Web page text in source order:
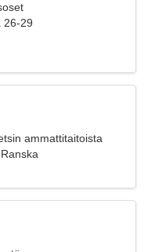
26-29
ammattitaitoista